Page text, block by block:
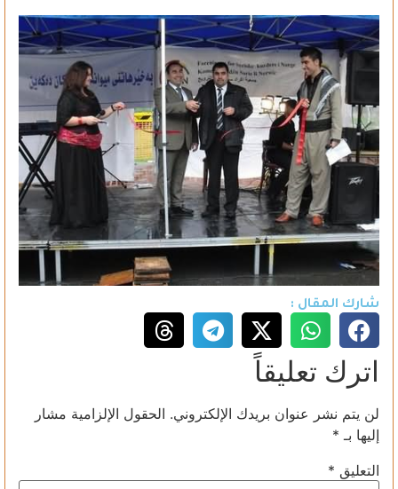
شارك المقال :
اترك تعليقاً
لن يتم نشر عنوان بريدك الإلكتروني. الحقول الإلزامية مشار
إليها بـ *
التعليق *